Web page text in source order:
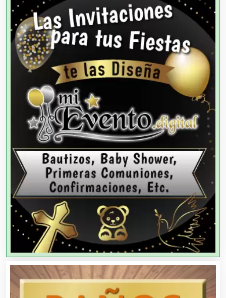
Agencias de Autos
Agencias de Cobranza
Agencias de Colocación
Agencias de Modelos
Agencias de Publicidad
Agencias de Viajes
Agricultores
Agricultura y Ganadería